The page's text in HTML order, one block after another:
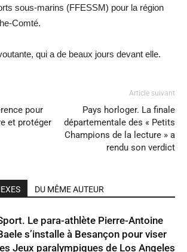
sous-marins (FFESSM) pour la région
Comté.
qui a de beaux jours devant elle.
pour
et protéger
Article suivant
Pays horloger. La finale
départementale des « Petits
Champions de la lecture » a
rendu son verdict
DU MÊME AUTEUR
Le para-athlète Pierre-Antoine
s’installe à Besançon pour viser
Jeux paralympiques de Los Angeles